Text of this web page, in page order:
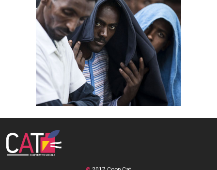
SISTEMA
ACCOGLIENZA
INTEGRAZIONE